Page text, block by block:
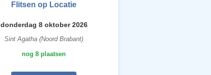
Flitsen op Locatie
donderdag 8 oktober 2026
Sint Agatha (Noord Brabant)
nog 8 plaatsen